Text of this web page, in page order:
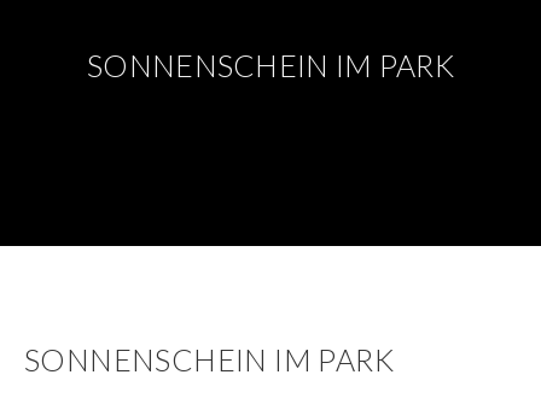
SONNENSCHEIN IM PARK
SONNENSCHEIN IM PARK